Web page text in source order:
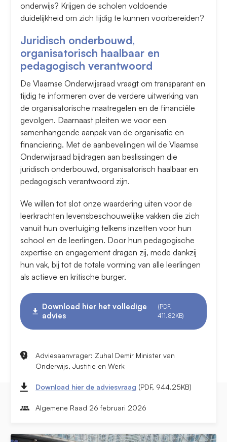
onderwijs? Krijgen de scholen voldoende
duidelijkheid om zich tijdig te kunnen voorbereiden?
Juridisch onderbouwd,
organisatorisch haalbaar en
pedagogisch verantwoord
De Vlaamse Onderwijsraad vraagt om transparant en
tijdig te informeren over de verdere uitwerking van
de organisatorische maatregelen en de financiële
gevolgen. Daarnaast pleiten we voor een
samenhangende aanpak van de organisatie en
financiering. Met de aanbevelingen wil de Vlaamse
Onderwijsraad bijdragen aan beslissingen die
juridisch onderbouwd, organisatorisch haalbaar en
pedagogisch verantwoord zijn.
We willen tot slot onze waardering uiten voor de
leerkrachten levensbeschouwelijke vakken die zich
vanuit hun overtuiging telkens inzetten voor hun
school en de leerlingen. Door hun pedagogische
expertise en engagement dragen zij, mede dankzij
hun vak, bij tot de totale vorming van alle leerlingen
als actieve en kritische burger.
Download hier het volledige
advies
(PDF,
411.82KB)
Adviesaanvrager: Zuhal Demir Minister van
Onderwijs, Justitie en Werk
Download hier de adviesvraag (PDF, 944.25KB)
Algemene Raad 26 februari 2026